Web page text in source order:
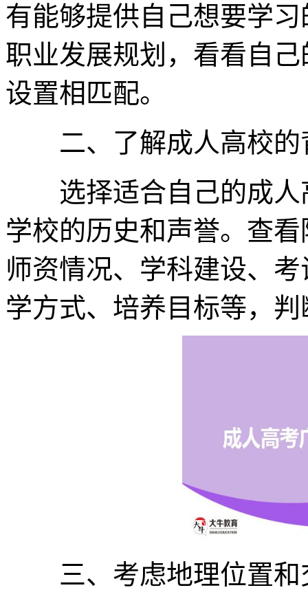
有能够提供自己想要学
职业发展规划，看看自
设置相匹配。
二、了解成人高校的
选择适合自己的成人
学校的历史和声誉。查
师资情况、学科建设、
学方式、培养目标等，
三、考虑地理位置和